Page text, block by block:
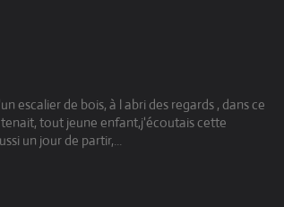
escalier de bois, à l abri des regards , dans ce
tout jeune enfant,j'écoutais cette
un jour de partir,...